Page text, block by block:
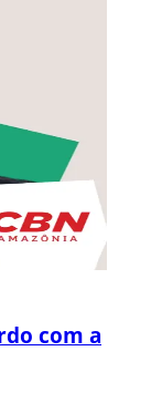
com a